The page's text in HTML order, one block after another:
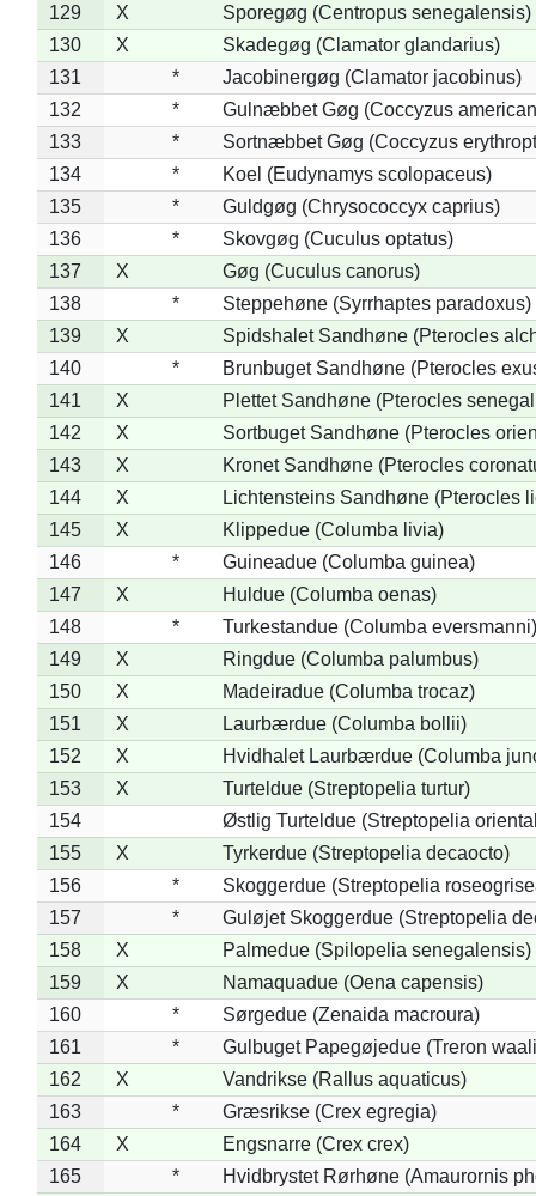
129
X
Sporegøg (Centropus senegalensis)
130
X
Skadegøg (Clamator glandarius)
131
*
Jacobinergøg (Clamator jacobinus)
132
*
Gulnæbbet Gøg (Coccyzus
133
*
Sortnæbbet Gøg (Coccyzus
134
*
Koel (Eudynamys scolopaceus)
135
*
Guldgøg (Chrysococcyx caprius)
136
*
Skovgøg (Cuculus optatus)
137
X
Gøg (Cuculus canorus)
138
*
Steppehøne (Syrrhaptes paradoxus)
139
X
Spidshalet Sandhøne (Pterocles
140
*
Brunbuget Sandhøne (Pterocles
141
X
Plettet Sandhøne (Pterocles
142
X
Sortbuget Sandhøne (Pterocles
143
X
Kronet Sandhøne (Pterocles
144
X
Lichtensteins Sandhøne (Pterocles
145
X
Klippedue (Columba livia)
146
*
Guineadue (Columba guinea)
147
X
Huldue (Columba oenas)
148
*
Turkestandue (Columba eversmanni)
149
X
Ringdue (Columba palumbus)
150
X
Madeiradue (Columba trocaz)
151
X
Laurbærdue (Columba bollii)
152
X
Hvidhalet Laurbærdue (Columba
153
X
Turteldue (Streptopelia turtur)
154
Østlig Turteldue (Streptopelia
155
X
Tyrkerdue (Streptopelia decaocto)
156
*
Skoggerdue (Streptopelia
157
*
Guløjet Skoggerdue (Streptopelia
158
X
Palmedue (Spilopelia senegalensis)
159
X
Namaquadue (Oena capensis)
160
*
Sørgedue (Zenaida macroura)
161
*
Gulbuget Papegøjedue (Treron
162
X
Vandrikse (Rallus aquaticus)
163
*
Græsrikse (Crex egregia)
164
X
Engsnarre (Crex crex)
165
*
Hvidbrystet Rørhøne (Amaurornis